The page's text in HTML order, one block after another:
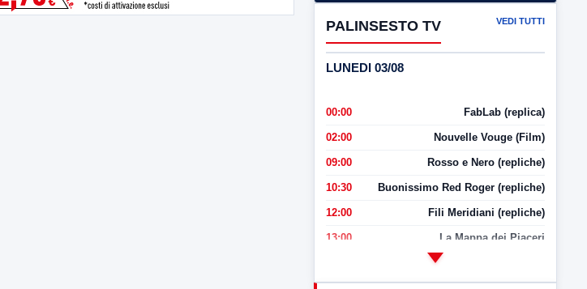
PALINSESTO TV VEDI TUTTI
LUNEDI 03/08
00:00 FabLab (replica)
02:00 Nouvelle Vouge (Film)
09:00 Rosso e Nero (repliche)
10:30 Buonissimo Red Roger (repliche)
12:00 Fili Meridiani (repliche)
13:00 La Mappa dei Piaceri